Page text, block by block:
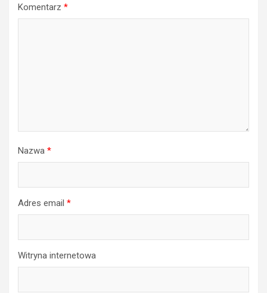
Komentarz *
Nazwa *
Adres email *
Witryna internetowa